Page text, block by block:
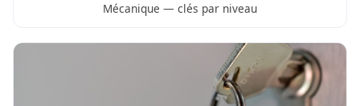
Mécanique — clés par niveau